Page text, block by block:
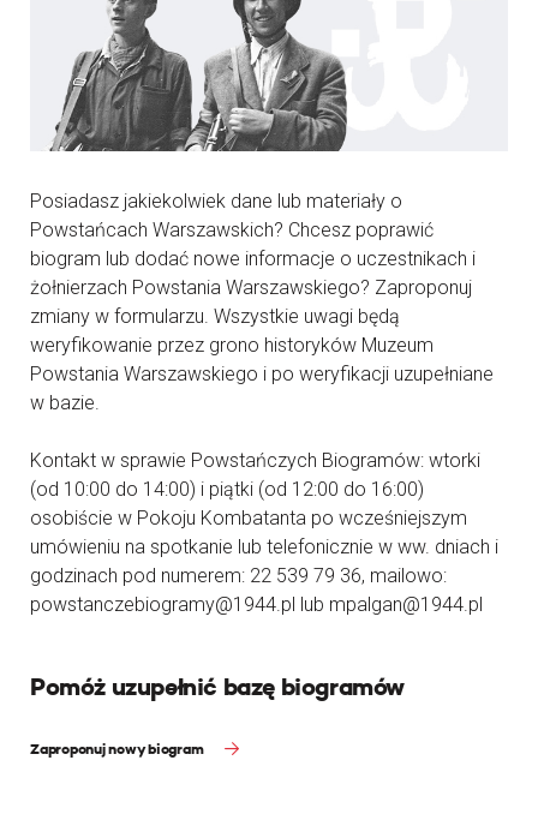
Posiadasz jakiekolwiek dane lub materiały o
Powstańcach Warszawskich? Chcesz poprawić
biogram lub dodać nowe informacje o uczestnikach i
żołnierzach Powstania Warszawskiego? Zaproponuj
zmiany w formularzu. Wszystkie uwagi będą
weryfikowanie przez grono historyków Muzeum
Powstania Warszawskiego i po weryfikacji uzupełniane
w bazie.
Kontakt w sprawie Powstańczych Biogramów: wtorki
(od 10:00 do 14:00) i piątki (od 12:00 do 16:00)
osobiście w Pokoju Kombatanta po wcześniejszym
umówieniu na spotkanie lub telefonicznie w ww. dniach i
godzinach pod numerem: 22 539 79 36, mailowo:
powstanczebiogramy@1944.pl lub mpalgan@1944.pl
Pomóż uzupełnić bazę biogramów
Zaproponuj nowy biogram